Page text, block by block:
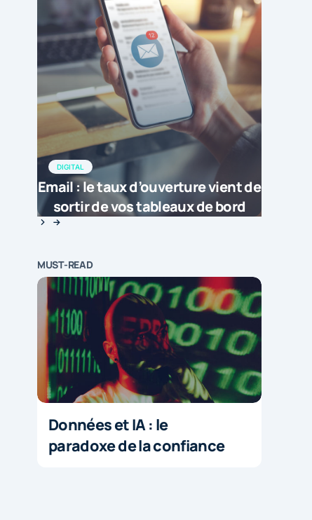
DIGITAL
Email : le taux d’ouverture vient de
sortir de vos tableaux de bord
MUST-READ
Données et IA : le
paradoxe de la confiance